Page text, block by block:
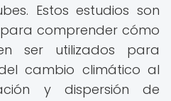
Estos estudios son
comprender cómo
ser utilizados para
cambio climático al
y dispersión de